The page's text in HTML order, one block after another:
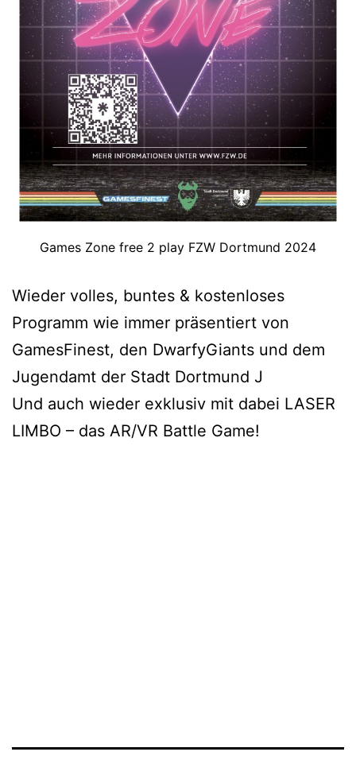
Games Zone free 2 play FZW Dortmund 2024
Wieder volles, buntes & kostenloses
Programm wie immer präsentiert von
GamesFinest, den DwarfyGiants und dem
Jugendamt der Stadt Dortmund J
Und auch wieder exklusiv mit dabei LASER
LIMBO – das AR/VR Battle Game!